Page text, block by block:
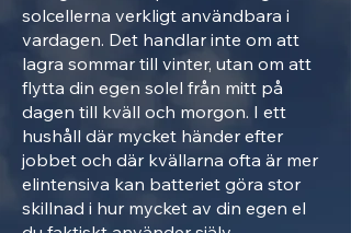
solcellerna verkligt användbara i
vardagen. Det handlar inte om att
lagra sommar till vinter, utan om att
flytta din egen solel från mitt på
dagen till kväll och morgon. I ett
hushåll där mycket händer efter
jobbet och där kvällarna ofta är mer
elintensiva kan batteriet göra stor
skillnad i hur mycket av din egen el